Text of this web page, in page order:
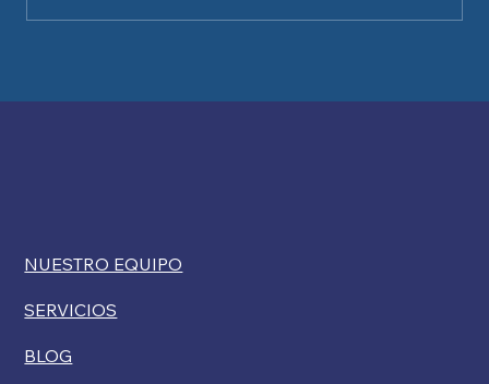
restricciones de USCIS a las exenciones
NUESTRO EQUIPO
SERVICIOS
BLOG